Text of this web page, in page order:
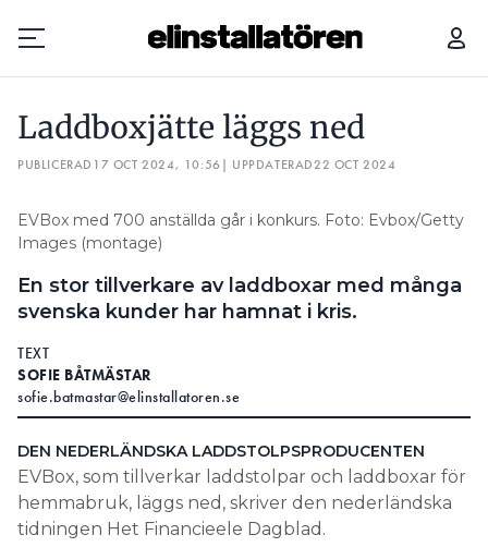
Prenumerera
Hantera prenumeration
Lediga jobb
Annonsera
Läs E-tidningen
Om tidningen
Kontakt
Personuppgifter
Search for:
Laddboxjätte läggs ned
PUBLICERAD 17 OCT 2024, 10:56 | UPPDATERAD22 OCT 2024
EVBox med 700 anställda går i konkurs. Foto: Evbox/Getty
Images (montage)
En stor tillverkare av laddboxar med många
svenska kunder har hamnat i kris.
TEXT
SOFIE BÅTMÄSTAR
sofie.batmastar@elinstallatoren.se
DEN NEDERLÄNDSKA LADDSTOLPSPRODUCENTEN
EVBox, som tillverkar laddstolpar och laddboxar för
hemmabruk, läggs ned, skriver den nederländska
tidningen Het Financieele Dagblad.